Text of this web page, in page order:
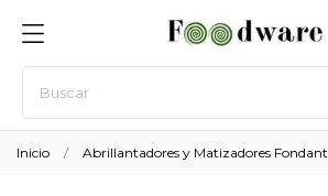
Inicio Abrillantadores y Matizadores Fondant